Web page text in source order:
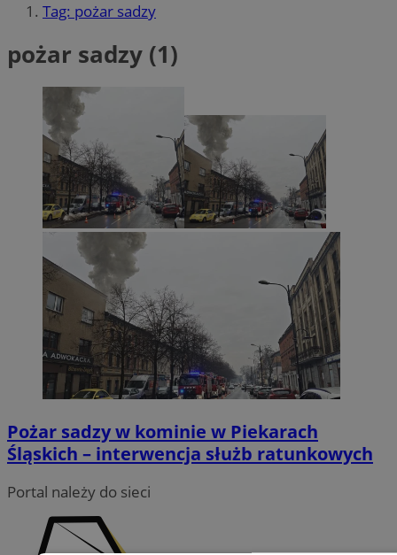
Tag: pożar sadzy
pożar sadzy (1)
Pożar sadzy w kominie w Piekarach
Śląskich – interwencja służb ratunkowych
Portal należy do sieci